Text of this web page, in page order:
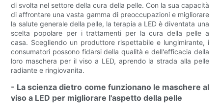
di svolta nel settore della cura della pelle. Con la sua capacità
di affrontare una vasta gamma di preoccupazioni e migliorare
la salute generale della pelle, la terapia a LED è diventata una
scelta popolare per i trattamenti per la cura della pelle a
casa. Scegliendo un produttore rispettabile e lungimirante, i
consumatori possono fidarsi della qualità e dell'efficacia della
loro maschera per il viso a LED, aprendo la strada alla pelle
radiante e ringiovanita.
- La scienza dietro come funzionano le maschere al
viso a LED per migliorare l'aspetto della pelle